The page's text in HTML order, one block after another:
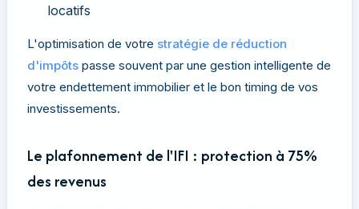
locatifs
L'optimisation de votre stratégie de réduction
d'impôts passe souvent par une gestion intelligente de
votre endettement immobilier et le bon timing de vos
investissements.
Le plafonnement de l'IFI : protection à 75%
des revenus